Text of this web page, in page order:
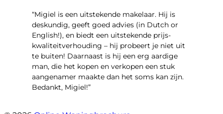
“Migiel is een uitstekende makelaar. Hij is
deskundig, geeft goed advies (in Dutch or
English!), en biedt een uitstekende prijs-
kwaliteitverhouding – hij probeert je niet uit
te buiten! Daarnaast is hij een erg aardige
man, die het kopen en verkopen een stuk
aangenamer maakte dan het soms kan zijn.
Bedankt, Migiel!”